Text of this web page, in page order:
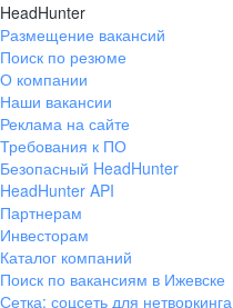
HeadHunter
Размещение вакансий
Поиск по резюме
О компании
Наши вакансии
Реклама на сайте
Требования к ПО
Безопасный HeadHunter
HeadHunter API
Партнерам
Инвесторам
Каталог компаний
Поиск по вакансиям в Ижевске
Сетка: соцсеть для нетворкинга